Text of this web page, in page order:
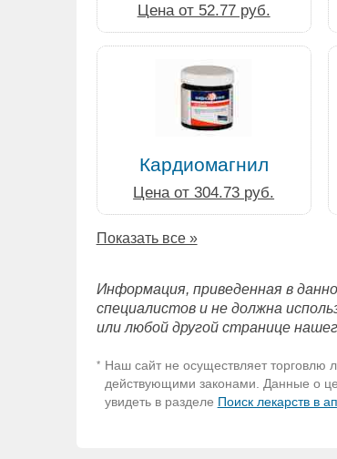
Цена от 52.77 руб.
Кардиомагнил
Цена от 304.73 руб.
Показать все »
Информация, приведенная в
специалистов и не должна
или любой другой странице
* Наш сайт не осуществляет торговлю
действующими законами. Данные о
увидеть в разделе Поиск лекарств в